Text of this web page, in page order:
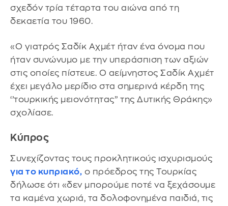
σχεδόν τρία τέταρτα του αιώνα από τη
δεκαετία του 1960.
«Ο γιατρός Σαδίκ Αχμέτ ήταν ένα όνομα που
ήταν συνώνυμο με την υπεράσπιση των αξιών
στις οποίες πίστευε. Ο αείμνηστος Σαδίκ Αχμέτ
έχει μεγάλο μερίδιο στα σημερινά κέρδη της
‘’τουρκικής μειονότητας’’ της Δυτικής Θράκης»
σχολίασε.
Κύπρος
Συνεχίζοντας τους προκλητικούς ισχυρισμούς
για το κυπριακό, ο πρόεδρος της Τουρκίας
δήλωσε ότι «δεν μπορούμε ποτέ να ξεχάσουμε
τα καμένα χωριά, τα δολοφονημένα παιδιά, τις